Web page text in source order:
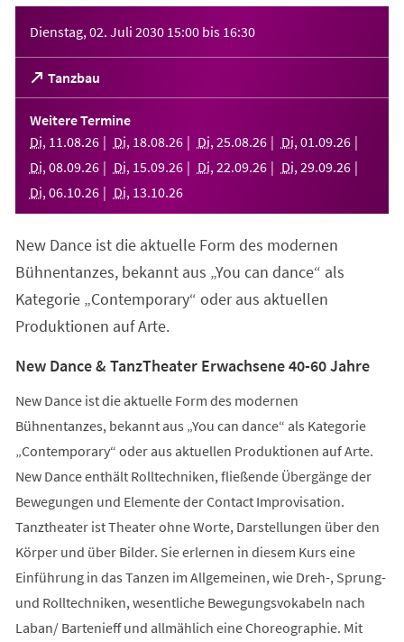
Dienstag, 02. Juli 2030 15:00 bis 16:30
Tanzbau
(Öffnet
in
einem
neuen
Tab)
Weitere Termine
Di, 11 .08.26 Di, 18.08.26 Di, 25.08.26 Di, 01 .09.26
Di, 08.09.26 Di, 15.09.26 Di, 22.09.26 Di, 29.09.26
Di, 06.10.26 Di, 13.10.26
New Dance ist die aktuelle Form des modernen
Bühnentanzes, bekannt aus „You can dance“ als
Kategorie „Contemporary“ oder aus aktuellen
Produktionen auf Arte.
New Dance & TanzTheater Erwachsene 40-60 Jahre
New Dance ist die aktuelle Form des modernen
Bühnentanzes, bekannt aus „You can dance“ als Kategorie
„Contemporary“ oder aus aktuellen Produktionen auf Arte.
New Dance enthält Rolltechniken, fließende Übergänge der
Bewegungen und Elemente der Contact Improvisation.
Tanztheater ist Theater ohne Worte, Darstellungen über den
Körper und über Bilder. Sie erlernen in diesem Kurs eine
Einführung in das Tanzen im Allgemeinen, wie Dreh-, Sprung-
und Rolltechniken, wesentliche Bewegungsvokabeln nach
Laban/ Bartenieff und allmählich eine Choreographie. Mit